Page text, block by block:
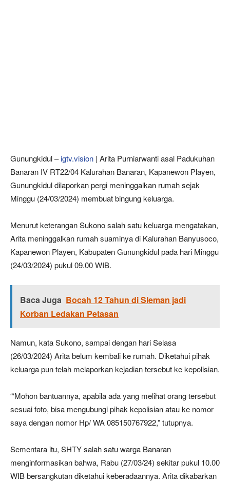
Gunungkidul –igtv.vision | Arita Purniarwanti asal Padukuhan
Banaran IV RT22/04 Kalurahan Banaran, Kapanewon Playen,
Gunungkidul dilaporkan pergi meninggalkan rumah sejak
Minggu (24/03/2024) membuat bingung keluarga.
Menurut keterangan Sukono salah satu keluarga mengatakan,
Arita meninggalkan rumah suaminya di Kalurahan Banyusoco,
Kapanewon Playen, Kabupaten Gunungkidul pada hari Minggu
(24/03/2024) pukul 09.00 WIB.
Baca Juga Bocah 12 Tahun di Sleman jadi
Korban Ledakan Petasan
Namun, kata Sukono, sampai dengan hari Selasa
(26/03/2024) Arita belum kembali ke rumah. Diketahui pihak
keluarga pun telah melaporkan kejadian tersebut ke kepolisian.
“‘Mohon bantuannya, apabila ada yang melihat orang tersebut
sesuai foto, bisa mengubungi pihak kepolisian atau ke nomor
saya dengan nomor Hp/ WA 085150767922,” tutupnya.
Sementara itu, SHTY salah satu warga Banaran
menginformasikan bahwa, Rabu (27/03/24) sekitar pukul 10.00
WIB bersangkutan diketahui keberadaannya. Arita dikabarkan